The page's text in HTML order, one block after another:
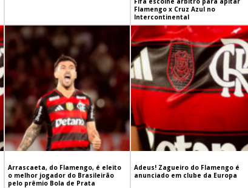
Flamengo x Cruz Azul no
Intercontinental
Arrascaeta, do Flamengo, é eleito
o melhor jogador do Brasileirão
pelo prêmio Bola de Prata
Adeus! Zagueiro do Flamengo é
anunciado em clube da Europa